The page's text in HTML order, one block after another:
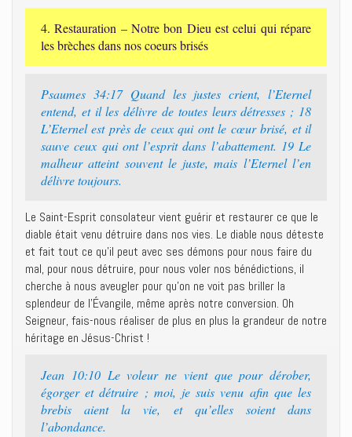
4. Restauration – Notre bon Dieu est celui qui répare
les brèches dans nos coeurs brisés
Psaumes 34:17 Quand les justes crient, l’Eternel
entend, et il les délivre de toutes leurs détresses ; 18
L’Eternel est près de ceux qui ont le cœur brisé, et il
sauve ceux qui ont l’esprit dans l’abattement. 19 Le
malheur atteint souvent le juste, mais l’Eternel l’en
délivre toujours.
Le Saint-Esprit consolateur vient guérir et restaurer ce que le
diable était venu détruire dans nos vies. Le diable nous déteste
et fait tout ce qu’il peut avec ses démons pour nous faire du
mal, pour nous détruire, pour nous voler nos bénédictions, il
cherche à nous aveugler pour qu’on ne voit pas briller la
splendeur de l’Évangile, même après notre conversion. Oh
Seigneur, fais-nous réaliser de plus en plus la grandeur de notre
héritage en Jésus-Christ !
Jean 10:10 Le voleur ne vient que pour dérober,
égorger et détruire ; moi, je suis venu afin que les
brebis aient la vie, et qu’elles soient dans
l’abondance.